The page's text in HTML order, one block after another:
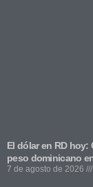
El dólar en RD hoy:
peso dominicano
7 de agosto de 2026